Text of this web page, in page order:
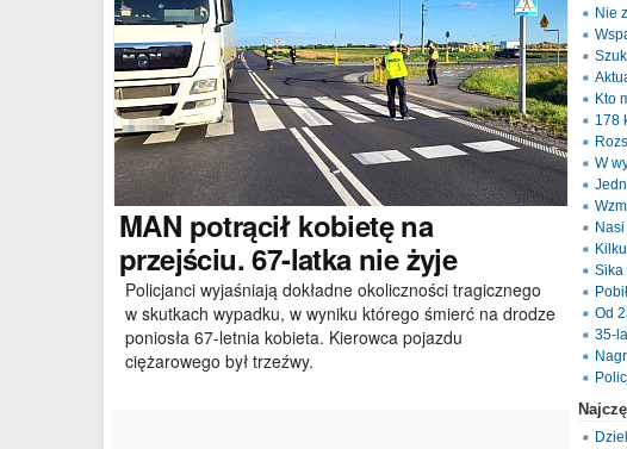
MAN potrącił kobietę na
przejściu. 67-latka nie żyje
Policjanci wyjaśniają dokładne okoliczności tragicznego
w skutkach wypadku, w wyniku którego śmierć na drodze
poniosła 67-letnia kobieta. Kierowca pojazdu
ciężarowego był trzeźwy.
Nie
opinia
Kto
178
W
Sika
opinia
Od
35-